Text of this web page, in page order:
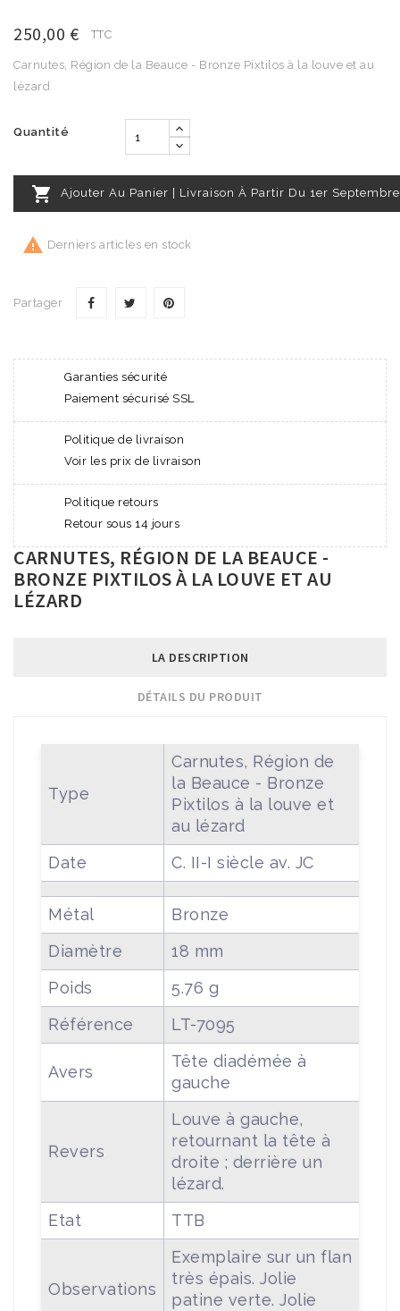
250,00 € TTC
Carnutes, Région de la Beauce - Bronze Pixtilos à la louve et au
lézard
Quantité
 Ajouter Au Panier | Livraison À Partir Du 1er Septembre
 Derniers articles en stock
Partager
Garanties sécurité
Paiement sécurisé SSL
Politique de livraison
Voir les prix de livraison
Politique retours
Retour sous 14 jours
CARNUTES, RÉGION DE LA BEAUCE -
BRONZE PIXTILOS À LA LOUVE ET AU
LÉZARD
LA DESCRIPTION
DÉTAILS DU PRODUIT
Type
Carnutes, Région de
la Beauce - Bronze
Pixtilos à la louve et
au lézard
Date
C. II-I siècle av. JC
Métal
Bronze
Diamètre
18 mm
Poids
5.76 g
Référence
LT-7095
Avers
Tête diadémée à
gauche
Revers
Louve à gauche,
retournant la tête à
droite ; derrière un
lézard.
Etat
TTB
Observations
Exemplaire sur un flan
très épais. Jolie
patine verte. Jolie